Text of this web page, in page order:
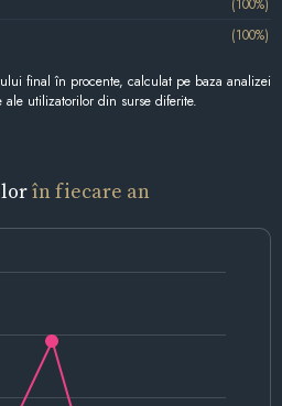
(100%)
final în procente, calculat pe baza analizei
utilizatorilor din surse diferite.
în fiecare an